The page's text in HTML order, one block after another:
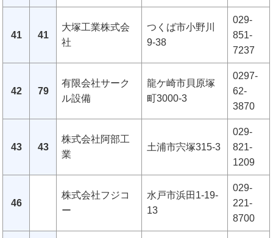
41 41
大塚工業株式会
社
つくば市小野川
9-38
029-
851-
7237
42 79
有限会社サーク
ル設備
龍ケ崎市貝原塚
町3000-3
0297-
62-
3870
43 43
株式会社阿部工
業
土浦市宍塚315-3
029-
821-
1209
46
株式会社フジコ
ー
水戸市浜田1-19-
13
029-
221-
8700